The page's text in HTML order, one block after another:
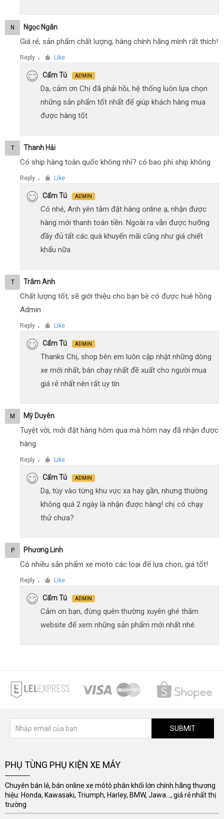
N Ngọc Ngân
Giá rẻ, sản phẩm chất lượng, hàng chính hãng mình rất thích!
Reply ● Like
Cẩm Tú ADMIN
Dạ, cảm ơn Chị đã phải hồi, hệ thống luôn lựa chọn
những sản phẩm tốt nhất để giúp khách hàng mua
được hàng tốt.
T Thanh Hải
Có ship hàng toàn quốc không nhỉ? có bao phí ship không
Reply ● Like
Cẩm Tú ADMIN
Có nhé, Anh yên tâm đặt hàng online ạ, nhận được
hàng mới thanh toán tiền. Ngoài ra vẫn được hưỡng
đầy đủ tất các quà khuyến mãi cũng như giá chiết
khấu nữa
T Trâm Anh
Chất lượng tốt, sẽ giới thiệu cho bạn bè có được huê hồng
Admin
Reply ● Like
Cẩm Tú ADMIN
Thanks Chị, shop bên em luôn cập nhật những dòng
xe mới nhất, bán chạy nhất đề xuất cho người mua
giá rẻ nhất nên rất uy tín.
M Mỹ Duyên
Tuyệt vời, mới đặt hàng hôm qua mà hôm nay đã nhận được
hàng.
Reply ● Like
Cẩm Tú ADMIN
Dạ, tùy vào từng khu vực xa hay gần, nhưng thường
không quá 2 ngày là nhận được hàng! chị có chạy
thử chưa?
P Phương Linh
Có nhiều sản phẩm xe moto các loại để lựa chọn, giá tốt!
Reply ● Like
Cẩm Tú ADMIN
Cảm ơn bạn, đừng quên thường xuyên ghé thăm
website để xem những sản phẩm mới nhất nhé.
SUBMIT
PHỤ TÙNG PHỤ KIỆN XE MÁY
Chuyên bán lẻ, bán online xe môtô phân khối lớn chính hãng thương
hiệu: Honda, Kawasaki, Triumph, Harley, BMW, Jawa..., giá rẻ nhất thị
trường